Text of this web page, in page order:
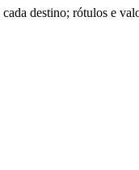
destino; rótulos e